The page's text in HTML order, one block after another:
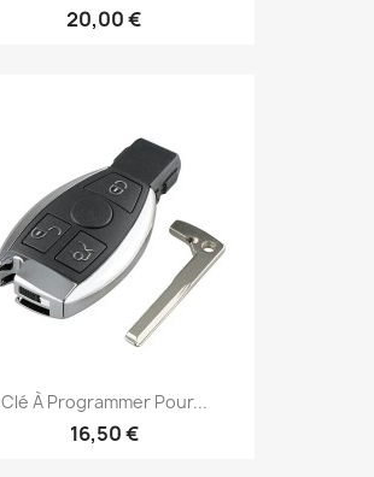
20,00 €
Clé À Programmer Pour...
16,50 €